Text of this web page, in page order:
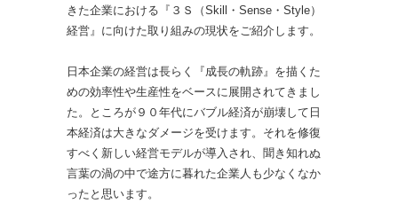
きた企業における『３Ｓ（Skill・Sense・Style）
経営』に向けた取り組みの現状をご紹介します。
日本企業の経営は長らく『成長の軌跡』を描くた
めの効率性や生産性をベースに展開されてきまし
た。ところが９０年代にバブル経済が崩壊して日
本経済は大きなダメージを受けます。それを修復
すべく新しい経営モデルが導入され、聞き知れぬ
言葉の渦の中で途方に暮れた企業人も少なくなか
ったと思います。